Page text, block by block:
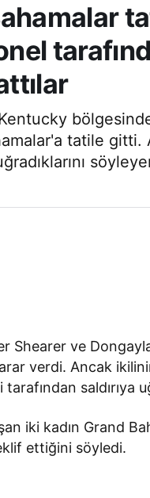
tatile gitti.
Shearer ve
verdi. Ancak
saldırıya
iki kadın Grand
ettiğini söyledi.